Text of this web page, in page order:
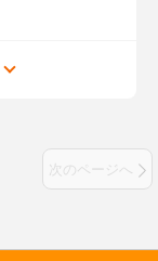
次のページへ